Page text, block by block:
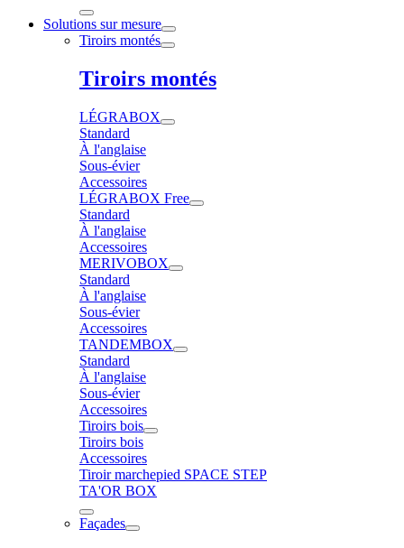
Solutions sur mesure
Tiroirs montés
Tiroirs montés
LÉGRABOX
Standard
À l'anglaise
Sous-évier
Accessoires
LÉGRABOX Free
Standard
À l'anglaise
Accessoires
MERIVOBOX
Standard
À l'anglaise
Sous-évier
Accessoires
TANDEMBOX
Standard
À l'anglaise
Sous-évier
Accessoires
Tiroirs bois
Tiroirs bois
Accessoires
Tiroir marchepied SPACE STEP
TA'OR BOX
Façades